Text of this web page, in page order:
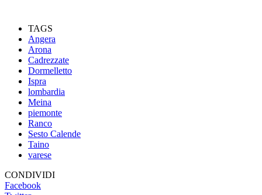
TAGS
Angera
Arona
Cadrezzate
Dormelletto
Ispra
lombardia
Meina
piemonte
Ranco
Sesto Calende
Taino
varese
CONDIVIDI
Facebook